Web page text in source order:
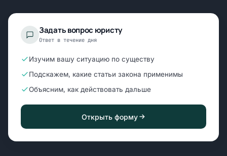
Задать вопрос юристу
Ответ в течение дня
Изучим вашу ситуацию по существу
Подскажем, какие статьи закона применимы
Объясним, как действовать дальше
Открыть форму